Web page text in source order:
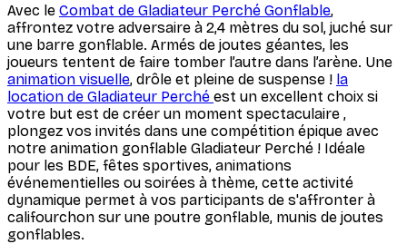
Avec le Combat de Gladiateur Perché Gonflable,
affrontez votre adversaire à 2,4 mètres du sol, juché sur
une barre gonflable. Armés de joutes géantes, les
joueurs tentent de faire tomber l’autre dans l’arène. Une
animation visuelle, drôle et pleine de suspense ! la
location de Gladiateur Perché est un excellent choix si
votre but est de créer un moment spectaculaire ,
plongez vos invités dans une compétition épique avec
notre animation gonflable Gladiateur Perché ! Idéale
pour les BDE, fêtes sportives, animations
événementielles ou soirées à thème, cette activité
dynamique permet à vos participants de s'affronter à
califourchon sur une poutre gonflable, munis de joutes
gonflables.